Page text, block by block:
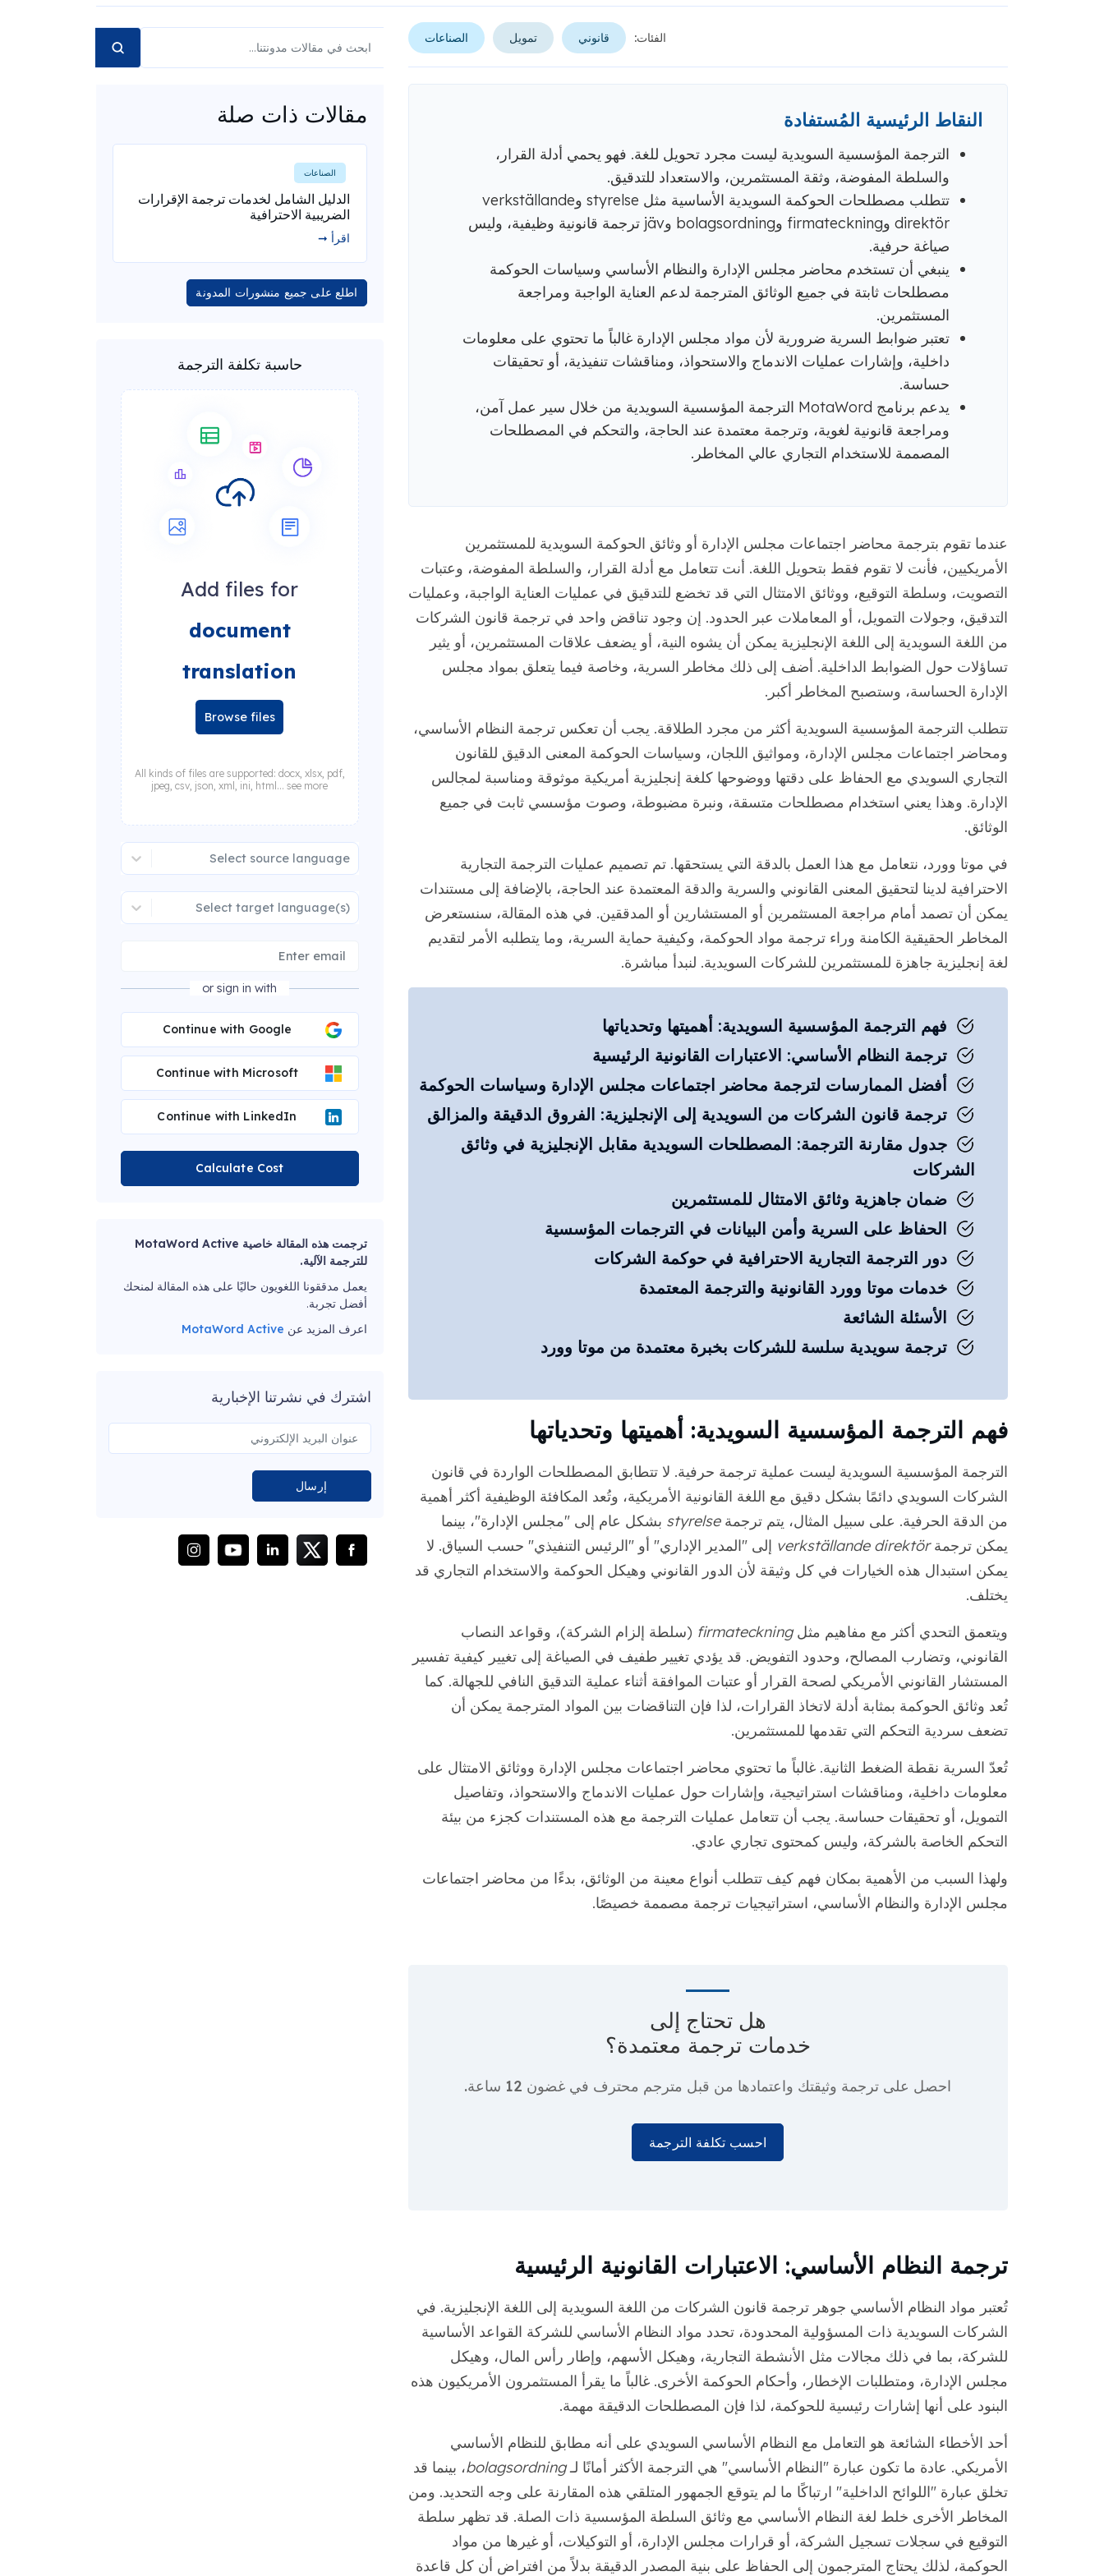
الفئات: قانوني تمويل الصناعات
النقاط الرئيسية المُستفادة
الترجمة المؤسسية السويدية ليست مجرد تحويل للغة. فهو يحمي أدلة القرار،
والسلطة المفوضة، وثقة المستثمرين، والاستعداد للتدقيق.
تتطلب مصطلحات الحوكمة السويدية الأساسية مثل styrelse وverkställande
direktör وfirmateckning وbolagsordning وjäv ترجمة قانونية وظيفية، وليس
صياغة حرفية.
ينبغي أن تستخدم محاضر مجلس الإدارة والنظام الأساسي وسياسات الحوكمة
مصطلحات ثابتة في جميع الوثائق المترجمة لدعم العناية الواجبة ومراجعة
المستثمرين.
تعتبر ضوابط السرية ضرورية لأن مواد مجلس الإدارة غالباً ما تحتوي على معلومات
داخلية، وإشارات عمليات الاندماج والاستحواذ، ومناقشات تنفيذية، أو تحقيقات
حساسة.
يدعم برنامج MotaWord الترجمة المؤسسية السويدية من خلال سير عمل آمن،
ومراجعة قانونية لغوية، وترجمة معتمدة عند الحاجة، والتحكم في المصطلحات
المصممة للاستخدام التجاري عالي المخاطر.
عندما تقوم بترجمة محاضر اجتماعات مجلس الإدارة أو وثائق الحوكمة السويدية للمستثمرين
الأمريكيين، فأنت لا تقوم فقط بتحويل اللغة. أنت تتعامل مع أدلة القرار، والسلطة المفوضة، وعتبات
التصويت، وسلطة التوقيع، ووثائق الامتثال التي قد تخضع للتدقيق في عمليات العناية الواجبة، وعمليات
التدقيق، وجولات التمويل، أو المعاملات عبر الحدود. إن وجود تناقض واحد في ترجمة قانون الشركات
من اللغة السويدية إلى اللغة الإنجليزية يمكن أن يشوه النية، أو يضعف علاقات المستثمرين، أو يثير
تساؤلات حول الضوابط الداخلية. أضف إلى ذلك مخاطر السرية، وخاصة فيما يتعلق بمواد مجلس
الإدارة الحساسة، وستصبح المخاطر أكبر.
تتطلب الترجمة المؤسسية السويدية أكثر من مجرد الطلاقة. يجب أن تعكس ترجمة النظام الأساسي،
ومحاضر اجتماعات مجلس الإدارة، ومواثيق اللجان، وسياسات الحوكمة المعنى الدقيق للقانون
التجاري السويدي مع الحفاظ على دقتها ووضوحها كلغة إنجليزية أمريكية موثوقة ومناسبة لمجالس
الإدارة. وهذا يعني استخدام مصطلحات متسقة، ونبرة مضبوطة، وصوت مؤسسي ثابت في جميع
الوثائق.
في موتا وورد، نتعامل مع هذا العمل بالدقة التي يستحقها. تم تصميم عمليات الترجمة التجارية
الاحترافية لدينا لتحقيق المعنى القانوني والسرية والدقة المعتمدة عند الحاجة، بالإضافة إلى مستندات
يمكن أن تصمد أمام مراجعة المستثمرين أو المستشارين أو المدققين. في هذه المقالة، سنستعرض
المخاطر الحقيقية الكامنة وراء ترجمة مواد الحوكمة، وكيفية حماية السرية، وما يتطلبه الأمر لتقديم
لغة إنجليزية جاهزة للمستثمرين للشركات السويدية. لنبدأ مباشرة.
فهم الترجمة المؤسسية السويدية: أهميتها وتحدياتها
ترجمة النظام الأساسي: الاعتبارات القانونية الرئيسية
أفضل الممارسات لترجمة محاضر اجتماعات مجلس الإدارة وسياسات الحوكمة
ترجمة قانون الشركات من السويدية إلى الإنجليزية: الفروق الدقيقة والمزالق
جدول مقارنة الترجمة: المصطلحات السويدية مقابل الإنجليزية في وثائق
الشركات
ضمان جاهزية وثائق الامتثال للمستثمرين
الحفاظ على السرية وأمن البيانات في الترجمات المؤسسية
دور الترجمة التجارية الاحترافية في حوكمة الشركات
خدمات موتا وورد القانونية والترجمة المعتمدة
الأسئلة الشائعة
ترجمة سويدية سلسة للشركات بخبرة معتمدة من موتا وورد
فهم الترجمة المؤسسية السويدية: أهميتها وتحدياتها
الترجمة المؤسسية السويدية ليست عملية ترجمة حرفية. لا تتطابق المصطلحات الواردة في قانون
الشركات السويدي دائمًا بشكل دقيق مع اللغة القانونية الأمريكية، وتُعد المكافئة الوظيفية أكثر أهمية
من الدقة الحرفية. على سبيل المثال، يتم ترجمةstyrelse بشكل عام إلى "مجلس الإدارة"، بينما
يمكن ترجمةverkställande direktör إلى "المدير الإداري" أو "الرئيس التنفيذي" حسب السياق. لا
يمكن استبدال هذه الخيارات في كل وثيقة لأن الدور القانوني وهيكل الحوكمة والاستخدام التجاري قد
يختلف.
ويتعمق التحدي أكثر مع مفاهيم مثلfirmateckning (سلطة إلزام الشركة)، وقواعد النصاب
القانوني، وتضارب المصالح، وحدود التفويض. قد يؤدي تغيير طفيف في الصياغة إلى تغيير كيفية تفسير
المستشار القانوني الأمريكي لصحة القرار أو عتبات الموافقة أثناء عملية التدقيق النافي للجهالة. كما
تُعد وثائق الحوكمة بمثابة أدلة لاتخاذ القرارات، لذا فإن التناقضات بين المواد المترجمة يمكن أن
تضعف سردية التحكم التي تقدمها للمستثمرين.
تُعدّ السرية نقطة الضغط الثانية. غالباً ما تحتوي محاضر اجتماعات مجلس الإدارة ووثائق الامتثال على
معلومات داخلية، ومناقشات استراتيجية، وإشارات حول عمليات الاندماج والاستحواذ، وتفاصيل
التمويل، أو تحقيقات حساسة. يجب أن تتعامل عمليات الترجمة مع هذه المستندات كجزء من بيئة
التحكم الخاصة بالشركة، وليس كمحتوى تجاري عادي.
ولهذا السبب من الأهمية بمكان فهم كيف تتطلب أنواع معينة من الوثائق، بدءًا من محاضر اجتماعات
مجلس الإدارة والنظام الأساسي، استراتيجيات ترجمة مصممة خصيصًا.
هل تحتاج إلى
خدمات ترجمة معتمدة؟
احصل على ترجمة وثيقتك واعتمادها من قبل مترجم محترف في غضون 12 ساعة.
احسب تكلفة الترجمة
ترجمة النظام الأساسي: الاعتبارات القانونية الرئيسية
تُعتبر مواد النظام الأساسي جوهر ترجمة قانون الشركات من اللغة السويدية إلى اللغة الإنجليزية. في
الشركات السويدية ذات المسؤولية المحدودة، تحدد مواد النظام الأساسي للشركة القواعد الأساسية
للشركة، بما في ذلك مجالات مثل الأنشطة التجارية، وهيكل الأسهم، وإطار رأس المال، وهيكل
مجلس الإدارة، ومتطلبات الإخطار، وأحكام الحوكمة الأخرى. غالباً ما يقرأ المستثمرون الأمريكيون هذه
البنود على أنها إشارات رئيسية للحوكمة، لذا فإن المصطلحات الدقيقة مهمة.
أحد الأخطاء الشائعة هو التعامل مع النظام الأساسي السويدي على أنه مطابق للنظام الأساسي
الأمريكي. عادة ما تكون عبارة "النظام الأساسي" هي الترجمة الأكثر أمانًا لـbolagsordning، بينما قد
تخلق عبارة "اللوائح الداخلية" ارتباكًا ما لم يتوقع الجمهور المتلقي هذه المقارنة على وجه التحديد. ومن
المخاطر الأخرى خلط لغة النظام الأساسي مع وثائق السلطة المؤسسية ذات الصلة. قد تظهر سلطة
التوقيع في سجلات تسجيل الشركة، أو قرارات مجلس الإدارة، أو التوكيلات، أو غيرها من مواد
الحوكمة، لذلك يحتاج المترجمون إلى الحفاظ على بنية المصدر الدقيقة بدلاً من افتراض أن كل قاعدة
مقالات ذات صلة
الصناعات
الدليل الشامل لخدمات ترجمة الإقرارات
الضريبية الاحترافية
اقرأ ➞
اطلع على جميع منشورات المدونة
حاسبة تكلفة الترجمة
Add files for
document
translation
Browse files
All kinds of files are supported: docx, xlsx, pdf,
jpeg, csv, json, xml, ini, html... see more
Select source language
Select target language(s)
or sign in with
Continue with Google
Continue with Microsoft
Continue with LinkedIn
Calculate Cost
ترجمت هذه المقالة خاصية MotaWord Active
للترجمة الآلية.
يعمل مدققونا اللغويون حاليًا على هذه المقالة لمنحك
أفضل تجربة.
اعرف المزيد عن MotaWord Active
اشترك في نشرتنا الإخبارية
إرسال